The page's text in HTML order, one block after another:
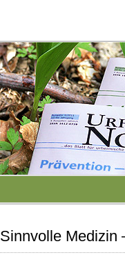
Sinnvolle Medizin